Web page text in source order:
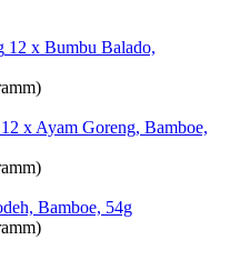
12 x Bumbu Balado,
12 x Ayam Goreng, Bamboe,
Bamboe, 54g